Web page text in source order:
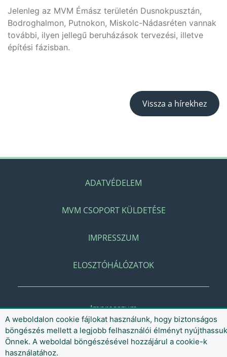
Jelenleg az MVM Émász területén Dusnokpusztán,
Bodroghalmon, Putnokon, Miskolc-Nádasréten vannak
további, ilyen jellegű beruházások tervezési, illetve
építési fázisban.
Vissza a hírekhez
ADATVÉDELEM
MVM CSOPORT KÜLDETÉSE
IMPRESSZUM
ELOSZTÓHÁLÓZATOK
Impresszum
A weboldalon cookie fájlokat használunk, hogy biztonságos
böngészés mellett a legjobb felhasználói élményt nyújthassuk
Önnek. A weboldal böngészésével hozzájárul a cookie-k
használatához.